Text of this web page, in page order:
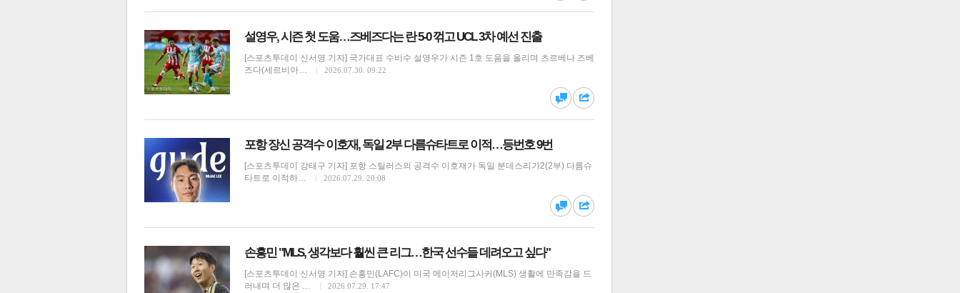
댓글 공유
댓글 공유
댓글 공유
설영우, 시즌 첫 도움…즈베즈다는 란 5-0 꺾고 UCL 3차 예선 진출
[스포츠투데이 신서영 기자] 국가대표 수비수 설영우가 시즌 1호 도움을 올리며 츠르베나 즈베
즈다(세르비아…
2026.07.30. 09:22
포항 장신 공격수 이호재, 독일 2부 다름슈타트로 이적…등번호 9번
[스포츠투데이 강태구 기자] 포항 스틸러스의 공격수 이호재가 독일 분데스리가2(2부) 다름슈
타트로 이적하…
2026.07.29. 20:08
손흥민 "MLS, 생각보다 훨씬 큰 리그…한국 선수들 데려오고 싶다"
[스포츠투데이 신서영 기자] 손흥민(LAFC)이 미국 메이저리그사커(MLS) 생활에 만족감을 드
러내며 더 많은 …
2026.07.29. 17:47